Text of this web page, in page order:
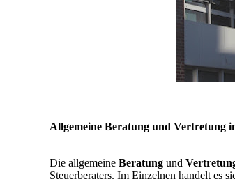
Allgemeine Beratung und Vertretung
Die allgemeine Beratung und
Steuerberaters. Im Einzelnen handelt es